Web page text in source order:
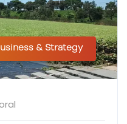
& Strategy